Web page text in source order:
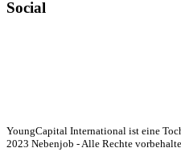
Social
YoungCapital International ist eine
2023 Nebenjob - Alle Rechte